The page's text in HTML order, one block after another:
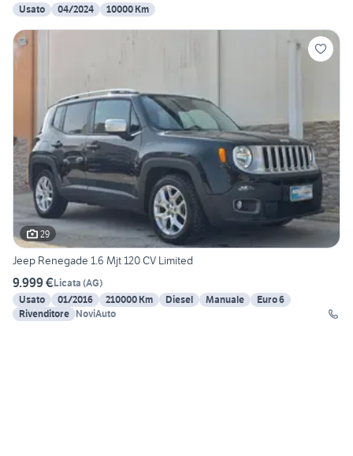
Usato 04/2024 10000 Km
29
Jeep Renegade 1.6 Mjt 120 CV Limited
9.999 €Licata (AG)
Usato
01/2016 210000 Km Diesel Manuale
Euro 6
Rivenditore NoviAuto